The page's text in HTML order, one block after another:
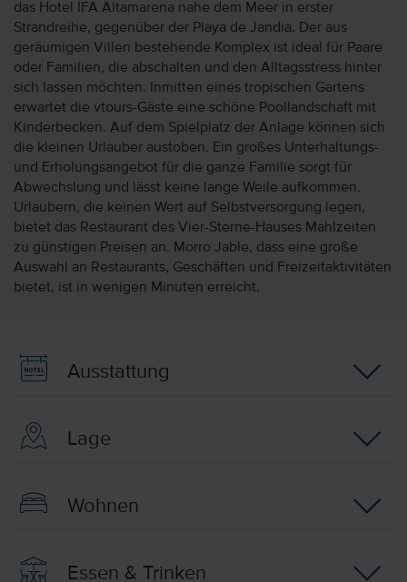
das Hotel IFA Altamarena nahe dem Meer in erster
Strandreihe, gegenüber der Playa de Jandia. Der aus
geräumigen Villen bestehende Komplex ist ideal für Paare
oder Familien, die abschalten und den Alltagsstress hinter
sich lassen möchten. Inmitten eines tropischen Gartens
erwartet die vtours-Gäste eine schöne Poollandschaft mit
Kinderbecken. Auf dem Spielplatz der Anlage können sich
die kleinen Urlauber austoben. Ein großes Unterhaltungs-
und Erholungsangebot für die ganze Familie sorgt für
Abwechslung und lässt keine lange Weile aufkommen.
Urlaubern, die keinen Wert auf Selbstversorgung legen,
bietet das Restaurant des Vier-Sterne-Hauses Mahlzeiten
zu günstigen Preisen an. Morro Jable, dass eine große
Auswahl an Restaurants, Geschäften und Freizeitaktivitäten
bietet, ist in wenigen Minuten erreicht.
Ausstattung
Lage
Wohnen
Essen & Trinken